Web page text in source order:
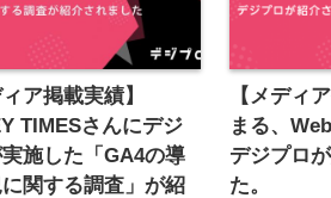
ィア掲載実績】
TIMESさんにデジ
施した「GA4の導
関する調査」が紹
【メディ
まる、
デジプロ
た。